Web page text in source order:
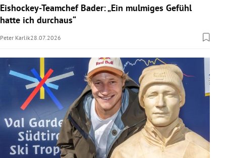
Eishockey-Teamchef Bader: „Ein mulmiges Gefühl
hatte ich durchaus“
Peter Karlik28.07.2026